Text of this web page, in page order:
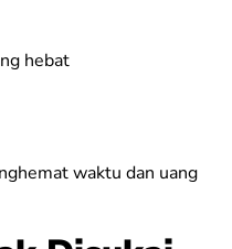
hebat
waktu dan uang